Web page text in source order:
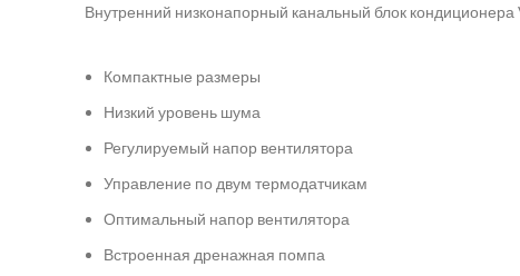
Внутренний низконапорный канальный блок
Компактные размеры
Низкий уровень шума
Регулируемый напор вентилятора
Управление по двум термодатчикам
Оптимальный напор вентилятора
Встроенная дренажная помпа